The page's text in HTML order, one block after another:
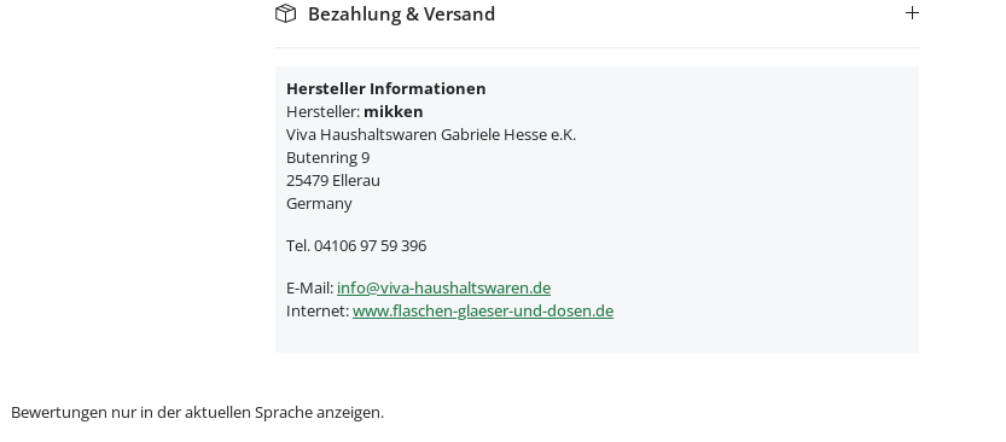
Bezahlung & Versand
Hersteller Informationen
Hersteller: mikken
Viva Haushaltswaren Gabriele Hesse e.K.
Butenring 9
25479 Ellerau
Germany
Tel. 04106 97 59 396
E-Mail: info@viva-haushaltswaren.de
Internet:www.flaschen-glaeser-und-dosen.de
Bewertungen nur in der aktuellen Sprache anzeigen.